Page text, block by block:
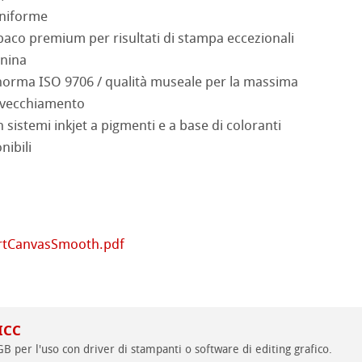
Questions
fatta a mano
ad Olio/Acrilico
Classici
premium per risultati di stampa eccezionali
ISO 9706 / qualità museale per la massima
sistemi inkjet a pigmenti e a base di coloranti
per l'uso con driver di stampanti o software di editing grafico.